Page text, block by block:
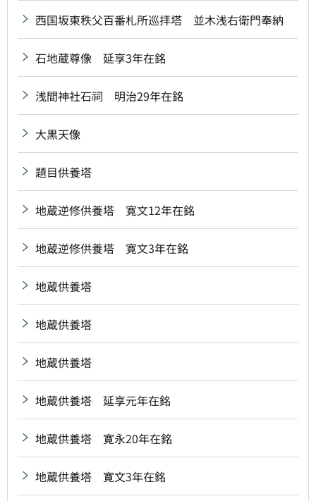
西国坂東秩父百番札所巡拝塔 並木浅右衛門奉納
石地蔵尊像 延享3年在銘
浅間神社石祠 明治29年在銘
大黒天像
題目供養塔
地蔵逆修供養塔 寛文12年在銘
地蔵逆修供養塔 寛文3年在銘
地蔵供養塔
地蔵供養塔
地蔵供養塔
地蔵供養塔 延享元年在銘
地蔵供養塔 寛永20年在銘
地蔵供養塔 寛文3年在銘